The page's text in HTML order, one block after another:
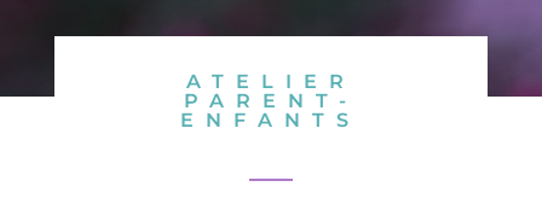
ATELIER
PARENT-
ENFANTS